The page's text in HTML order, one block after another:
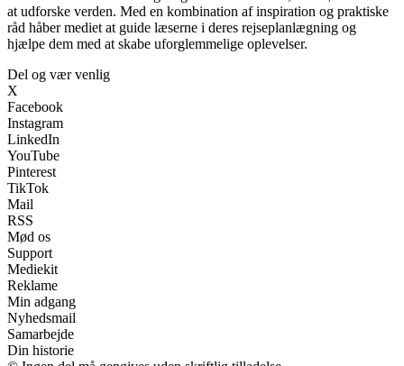
at udforske verden. Med en kombination af inspiration og praktiske
råd håber mediet at guide læserne i deres rejseplanlægning og
hjælpe dem med at skabe uforglemmelige oplevelser.
Del og vær venlig
X
Facebook
Instagram
LinkedIn
YouTube
Pinterest
TikTok
Mail
RSS
Mød os
Support
Mediekit
Reklame
Min adgang
Nyhedsmail
Samarbejde
Din historie